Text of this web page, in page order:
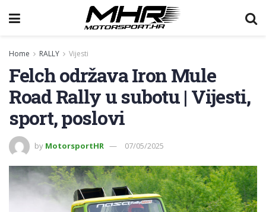
Home RALLY Vijesti
Felch održava Iron Mule
Road Rally u subotu | Vijesti,
sport, poslovi
by MotorsportHR 07/05/2025